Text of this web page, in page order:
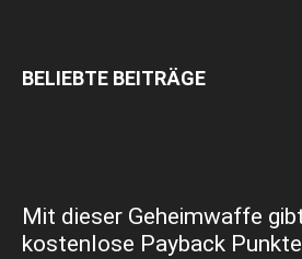
BELIEBTE BEITRÄGE
Mit dieser Geheimwaffe
kostenlose Payback Punkte